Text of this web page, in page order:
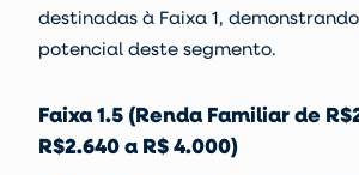
destinadas à Faixa 1,
potencial deste segmento.
Faixa 1.5 (Renda Familiar de
R$2.640 a R$ 4.000)